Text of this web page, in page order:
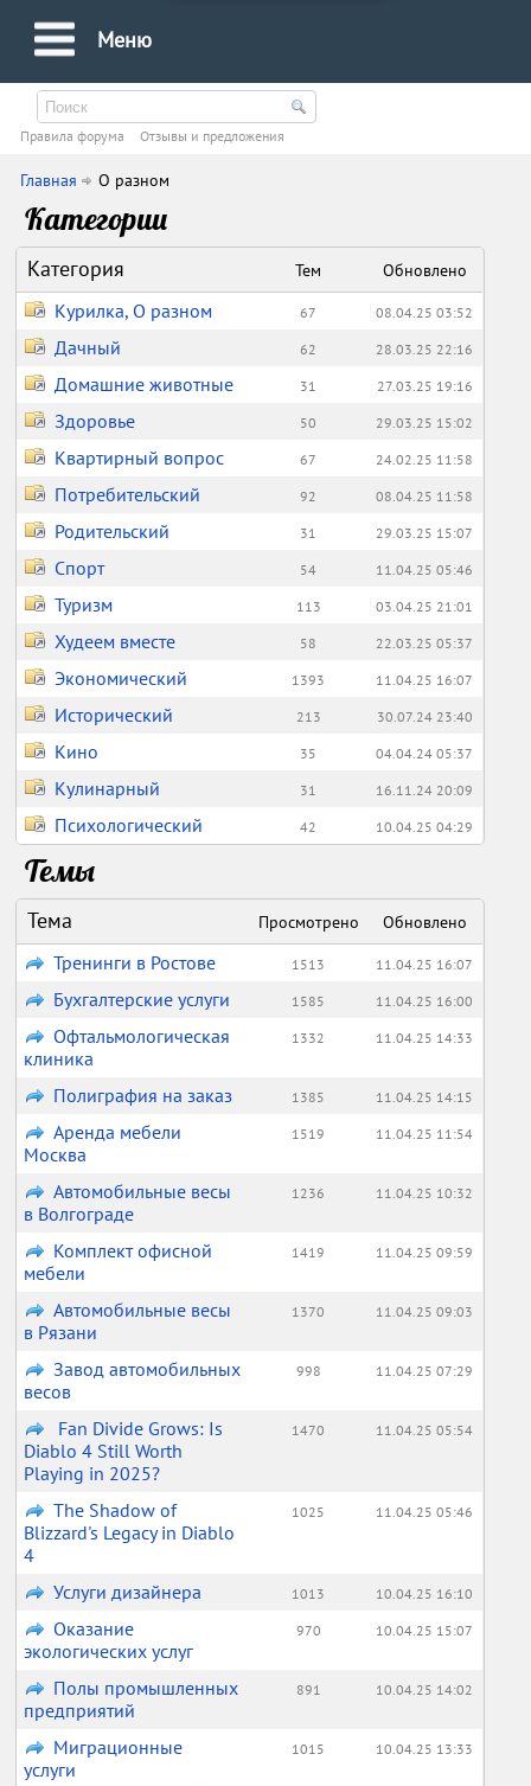
Меню
Правила форума Oтзывы и предложения
Главная О разном
Категории
Категория Тем Обновлено
Курилка, О разном 67 08.04.25 03:52
Дачный 62 28.03.25 22:16
Домашние животные 31 27.03.25 19:16
Здоровье 50 29.03.25 15:02
Квартирный вопрос 67 24.02.25 11:58
Потребительский 92 08.04.25 11:58
Родительский 31 29.03.25 15:07
Спорт 54 11.04.25 05:46
Туризм 113 03.04.25 21:01
Худеем вместе 58 22.03.25 05:37
Экономический 1393 11.04.25 16:07
Исторический 213 30.07.24 23:40
Кино 35 04.04.24 05:37
Кулинарный 31 16.11.24 20:09
Психологический 42 10.04.25 04:29
Темы
Тема Просмотрено Обновлено
Тренинги в Ростове 1513 11.04.25 16:07
Бухгалтерские услуги 1585 11.04.25 16:00
Офтальмологическая
клиника
1332 11.04.25 14:33
Полиграфия на заказ 1385 11.04.25 14:15
Аренда мебели
Москва
1519 11.04.25 11:54
Автомобильные весы
в Волгограде
1236 11.04.25 10:32
Комплект офисной
мебели
1419 11.04.25 09:59
Автомобильные весы
в Рязани
1370 11.04.25 09:03
Завод автомобильных
весов
998 11.04.25 07:29
Fan Divide Grows: Is
Diablo 4 Still Worth
Playing in 2025?
1470 11.04.25 05:54
The Shadow of
Blizzard's Legacy in Diablo
4
1025 11.04.25 05:46
Услуги дизайнера 1013 10.04.25 16:10
Оказание
экологических услуг
970 10.04.25 15:07
Полы промышленных
предприятий
891 10.04.25 14:02
Миграционные
услуги
1015 10.04.25 13:33